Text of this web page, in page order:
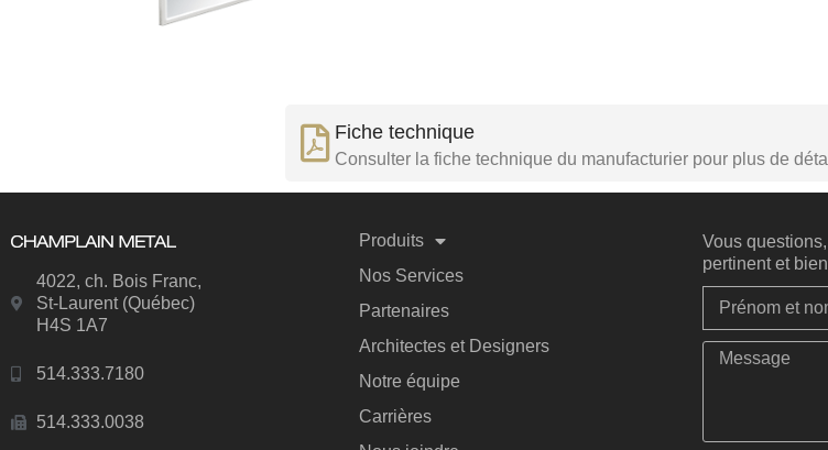
Fiche technique
Consulter la fiche technique du manufacturier pour plus de
4022, ch. Bois Franc,
St-Laurent (Québec)
H4S 1A7
514.333.7180
514.333.0038
Produits
Nos Services
Partenaires
Architectes et Designers
Notre équipe
Carrières
Vous
pertinent et